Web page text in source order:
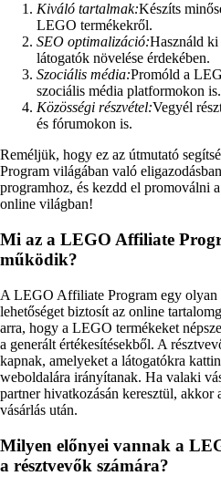
Kiváló tartalmak:Készíts
LEGO termékekről.
SEO optimalizáció:Használd ki
látogatók növelése érdekében.
Szociális média:Promóld a
szociális média platformokon is.
Közösségi részvétel:Vegyél
és fórumokon is.
Reméljük, hogy ez az útmutató
Program világában való
programhoz, és kezdd el promoválni
online világban!
Mi az a LEGO Affiliate
működik?
A LEGO Affiliate Program egy olyan
lehetőséget biztosít az online
arra, hogy a LEGO termékeket
a generált értékesítésekből. A
kapnak, amelyeket a látogatókra
weboldalára irányítanak. Ha valaki
partner hivatkozásán keresztül, akkor
vásárlás után.
Milyen előnyei vannak a
a résztvevők számára?